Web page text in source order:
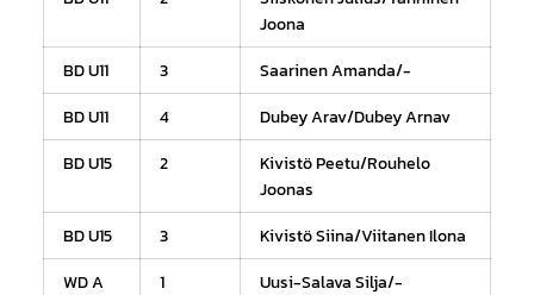
Joona
BD U11
3
Saarinen Amanda/-
BD U11
4
Dubey Arav/Dubey Arnav
BD U15
2
Kivistö Peetu/Rouhelo
Joonas
BD U15
3
Kivistö Siina/Viitanen Ilona
WD A
1
Uusi-Salava Silja/-